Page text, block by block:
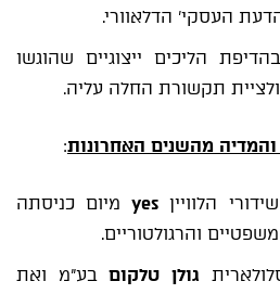
העסקי' הדלאוורי.
הליכים ייצוגיים שהוגשו
תקשורת החלה עליה.
מהשנים האחרונות:
הלוויין yesמיום כניסתה
והרגולטוריים.
גולן טלקוםבע"מ ואת